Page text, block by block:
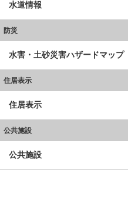
水道情報
防災
水害・土砂災害ハザードマップ
住居表示
住居表示
公共施設
公共施設